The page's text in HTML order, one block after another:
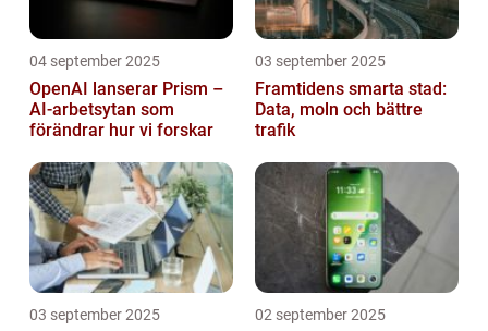
04 september 2025
OpenAI lanserar Prism –
AI-arbetsytan som
förändrar hur vi forskar
03 september 2025
Framtidens smarta stad:
Data, moln och bättre
trafik
03 september 2025 02 september 2025